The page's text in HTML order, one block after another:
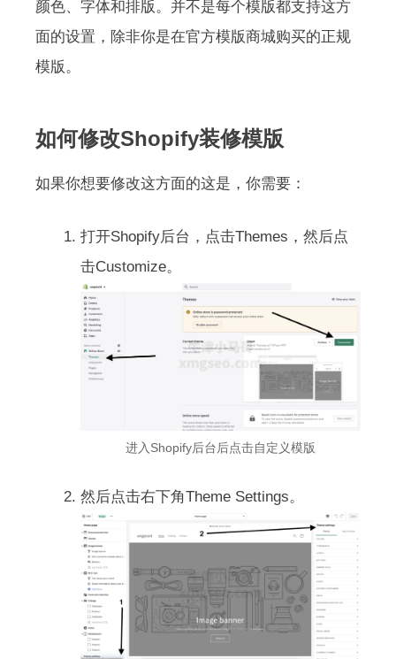
颜色、字体和排版。并不是每个模版都支持这方
面的设置，除非你是在官方模版商城购买的正规
模版。
如何修改Shopify装修模版
如果你想要修改这方面的这是，你需要：
打开Shopify后台，点击Themes，然后点
击Customize。
进入Shopify后台后点击自定义模版
然后点击右下角Theme Settings。